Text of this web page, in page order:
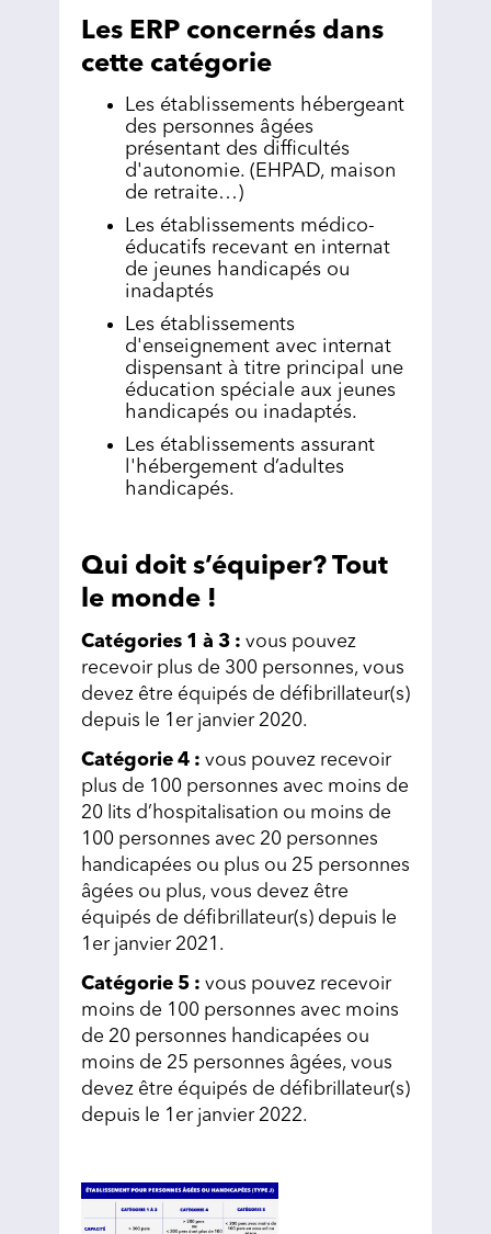
Les ERP concernés dans
cette catégorie
Les établissements hébergeant
des personnes âgées
présentant des difficultés
d'autonomie. (EHPAD, maison
de retraite…)
Les établissements médico-
éducatifs recevant en internat
de jeunes handicapés ou
inadaptés
Les établissements
d'enseignement avec internat
dispensant à titre principal une
éducation spéciale aux jeunes
handicapés ou inadaptés.
Les établissements assurant
l'hébergement d’adultes
handicapés.
Qui doit s’équiper? Tout
le monde !
Catégories 1 à 3 : vous pouvez
recevoir plus de 300 personnes, vous
devez être équipés de défibrillateur(s)
depuis le 1er janvier 2020.
Catégorie 4 : vous pouvez recevoir
plus de 100 personnes avec moins de
20 lits d’hospitalisation ou moins de
100 personnes avec 20 personnes
handicapées ou plus ou 25 personnes
âgées ou plus, vous devez être
équipés de défibrillateur(s) depuis le
1er janvier 2021.
Catégorie 5 : vous pouvez recevoir
moins de 100 personnes avec moins
de 20 personnes handicapées ou
moins de 25 personnes âgées, vous
devez être équipés de défibrillateur(s)
depuis le 1er janvier 2022.